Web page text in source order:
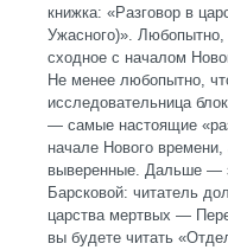
книжка: «Разговор в
Ужасного)».
сходное с началом
Не менее любопытно,
исследовательница
— самые настоящие
начале Нового времени,
выверенные. Дальше —
Барсковой: читатель
царства мертвых —
вы будете читать